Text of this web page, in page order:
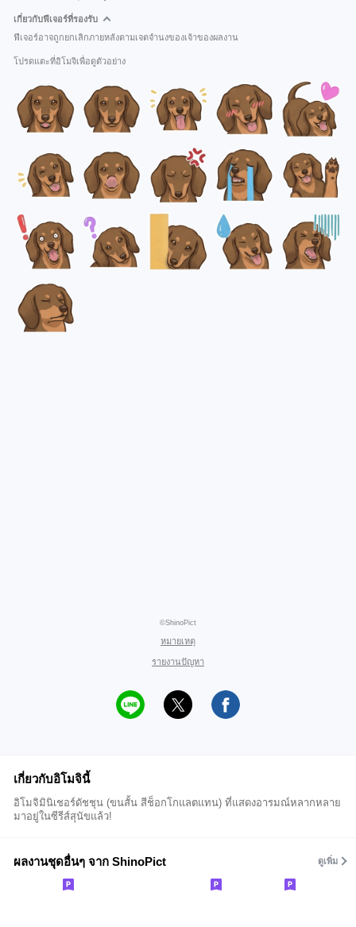
เกี่ยวกับฟีเจอร์ที่รองรับ
ฟีเจอร์อาจถูกยกเลิกภายหลังตามเจตจำนงของเจ้าของผลงาน
โปรดแตะที่อิโมจิเพื่อดูตัวอย่าง
©ShinoPict
หมายเหตุ
รายงานปัญหา
เกี่ยวกับอิโมจินี้
อิโมจิมินิเชอร์ดัชชุน (ขนสั้น สีช็อกโกแลตแทน) ที่แสดงอารมณ์หลากหลาย
มาอยู่ในซีรีส์สุนัขแล้ว!
ผลงานชุดอื่นๆ จาก ShinoPict ดูเพิ่ม